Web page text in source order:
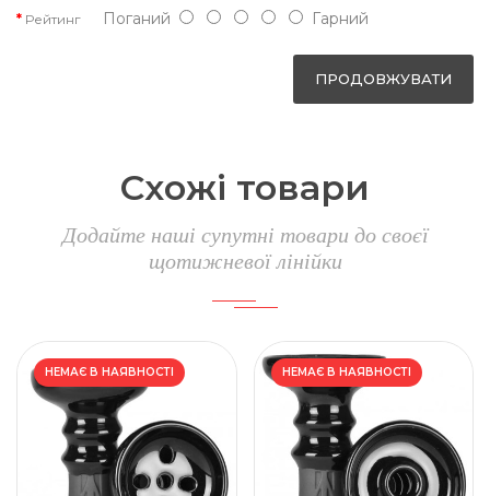
Рейтинг Поганий Гарний
ПРОДОВЖУВАТИ
Схожі товари
Додайте наші супутні товари до своєї
щотижневої лінійки
НЕМАЄ В НАЯВНОСТІ НЕМАЄ В НАЯВНОСТІ